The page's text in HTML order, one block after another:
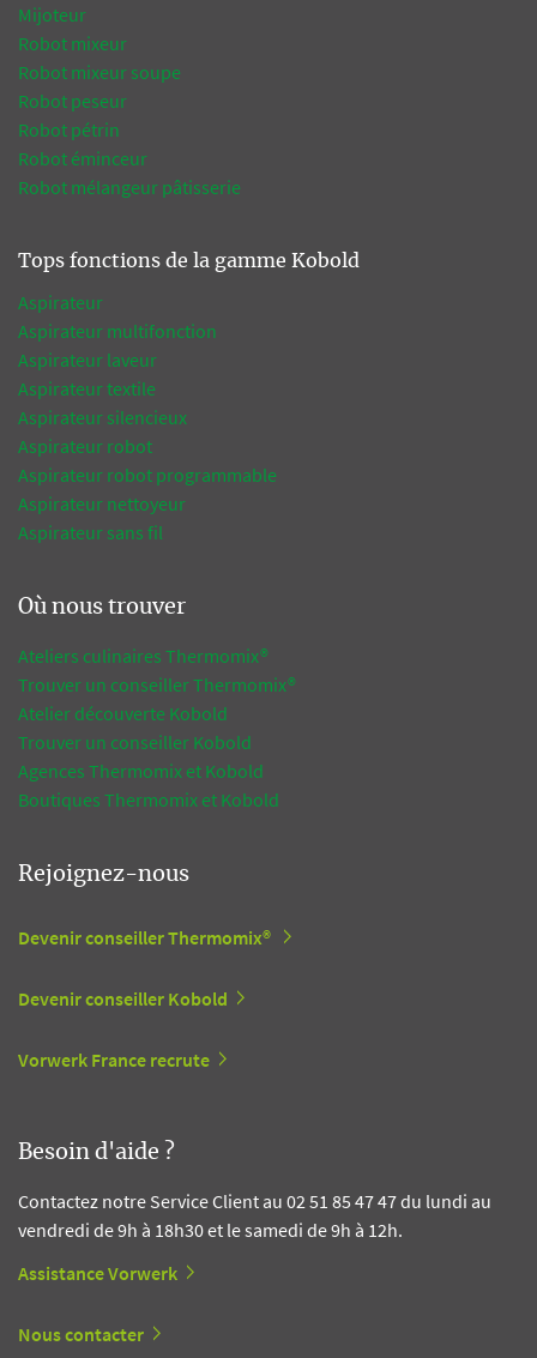
Mijoteur
Robot mixeur
Robot mixeur soupe
Robot peseur
Robot pétrin
Robot éminceur
Robot mélangeur pâtisserie
Tops fonctions de la gamme Kobold
Aspirateur
Aspirateur multifonction
Aspirateur laveur
Aspirateur textile
Aspirateur silencieux
Aspirateur robot
Aspirateur robot programmable
Aspirateur nettoyeur
Aspirateur sans fil
Où nous trouver
Ateliers culinaires Thermomix®
Trouver un conseiller Thermomix®
Atelier découverte Kobold
Trouver un conseiller Kobold
Agences Thermomix et Kobold
Boutiques Thermomix et Kobold
Rejoignez-nous
Devenir conseiller Thermomix®
Devenir conseiller Kobold
Vorwerk France recrute
Besoin d'aide ?
Contactez notre Service Client au 02 51 85 47 47 du lundi au
vendredi de 9h à 18h30 et le samedi de 9h à 12h.
Assistance Vorwerk
Nous contacter